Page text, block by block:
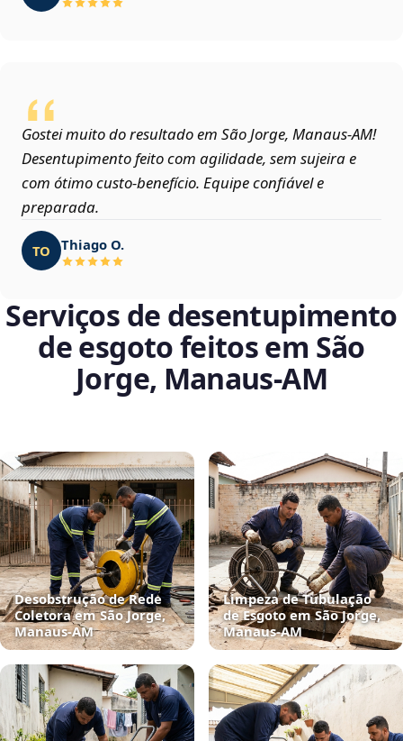
Gostei muito do resultado em São Jorge, Manaus‑AM!
Desentupimento feito com agilidade, sem sujeira e
com ótimo custo-benefício. Equipe confiável e
preparada.
TO Thiago O.
Serviços de desentupimento
de esgoto feitos em São
Jorge, Manaus‑AM
Desobstrução de Rede
Coletora em São Jorge,
Manaus‑AM
Limpeza de Tubulação
de Esgoto em São Jorge,
Manaus‑AM